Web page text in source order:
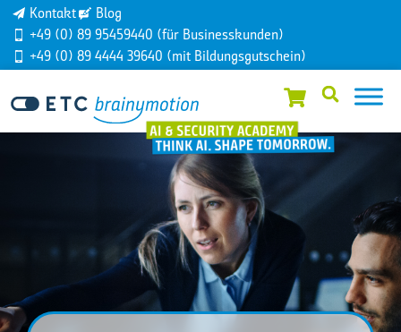
Kontakt
Blog
+49 (0) 89 95459440 (für Businesskunden)
+49 (0) 89 4444 39640 (mit Bildungsgutschein)